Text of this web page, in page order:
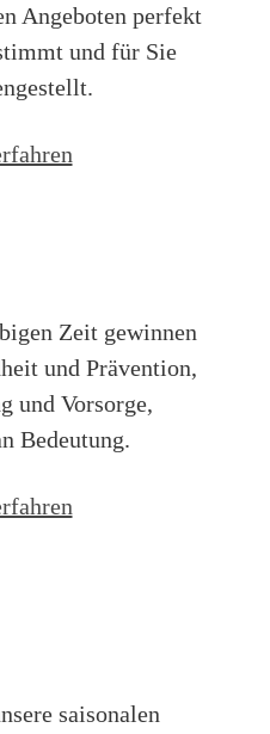
Angeboten perfekt
und für Sie
Zeit gewinnen
und Prävention,
und Vorsorge,
Bedeutung.
saisonalen